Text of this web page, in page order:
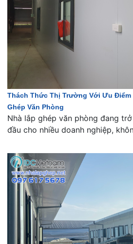
Thách Thức Thị Trường Với Ưu Điểm
Ghép Văn Phòng
Nhà lắp ghép văn phòng đang
đầu cho nhiều doanh nghiệp,